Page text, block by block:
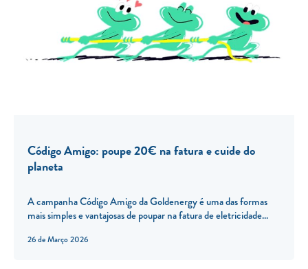
26 de Março 2026
Código Amigo: poupe 20€ na fatura e cuide do
planeta
A campanha Código Amigo da Goldenergy é uma das formas
mais simples e vantajosas de poupar na fatura de eletricidade...